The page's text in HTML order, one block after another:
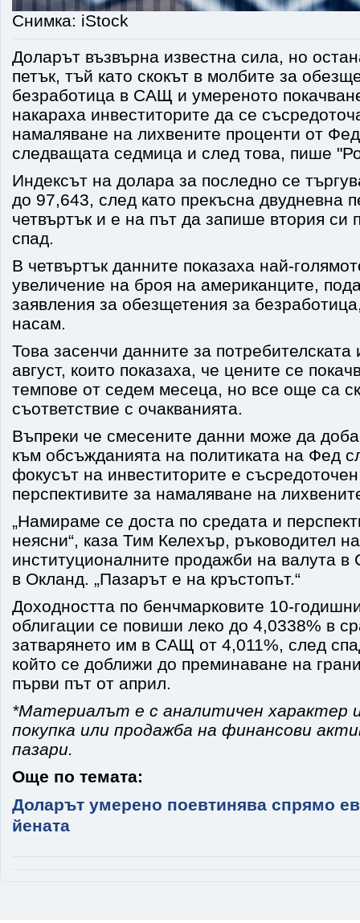
Снимка: iStock
Доларът възвърна известна сила, но
петък, тъй като скокът в молбите за
безработица в САЩ и умереното
накараха инвеститорите да се
намаляване на лихвените проценти от
следващата седмица и след това, пише
Индексът на долара за последно се
до 97,643, след като прекъсна двудневна
четвъртък и е на път да запише втория си
спад.
В четвъртък данните показаха най-
увеличение на броя на американците,
заявления за обезщетения за
насам.
Това засенчи данните за
август, които показаха, че цените се
темпове от седем месеца, но все още са
съответствие с очакванията.
Въпреки че смесените данни може да
към обсъжданията на политиката на Фед
фокусът на инвеститорите е
перспективите за намаляване на
„Намираме се доста по средата и
неясни“, каза Тим Келехър, ръководител на
институционалните продажби на валута в
в Окланд. „Пазарът е на кръстопът.“
Доходността по бенчмарковите 10-
облигации се повиши леко до 4,0338% в
затварянето им в САЩ от 4,011%, след
който се доближи до преминаване на
първи път от април.
*Материалът е с аналитичен характер
покупка или продажба на финансови
пазари.
Още по темата:
Доларът умерено поевтинява спрямо
йената